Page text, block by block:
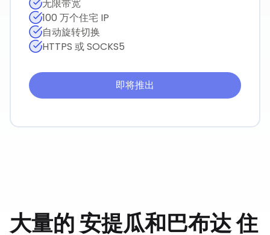
无限带宽
100 万个住宅 IP
自动旋转切换
HTTPS 或 SOCKS5
即将推出
大量的安提瓜和巴布达住